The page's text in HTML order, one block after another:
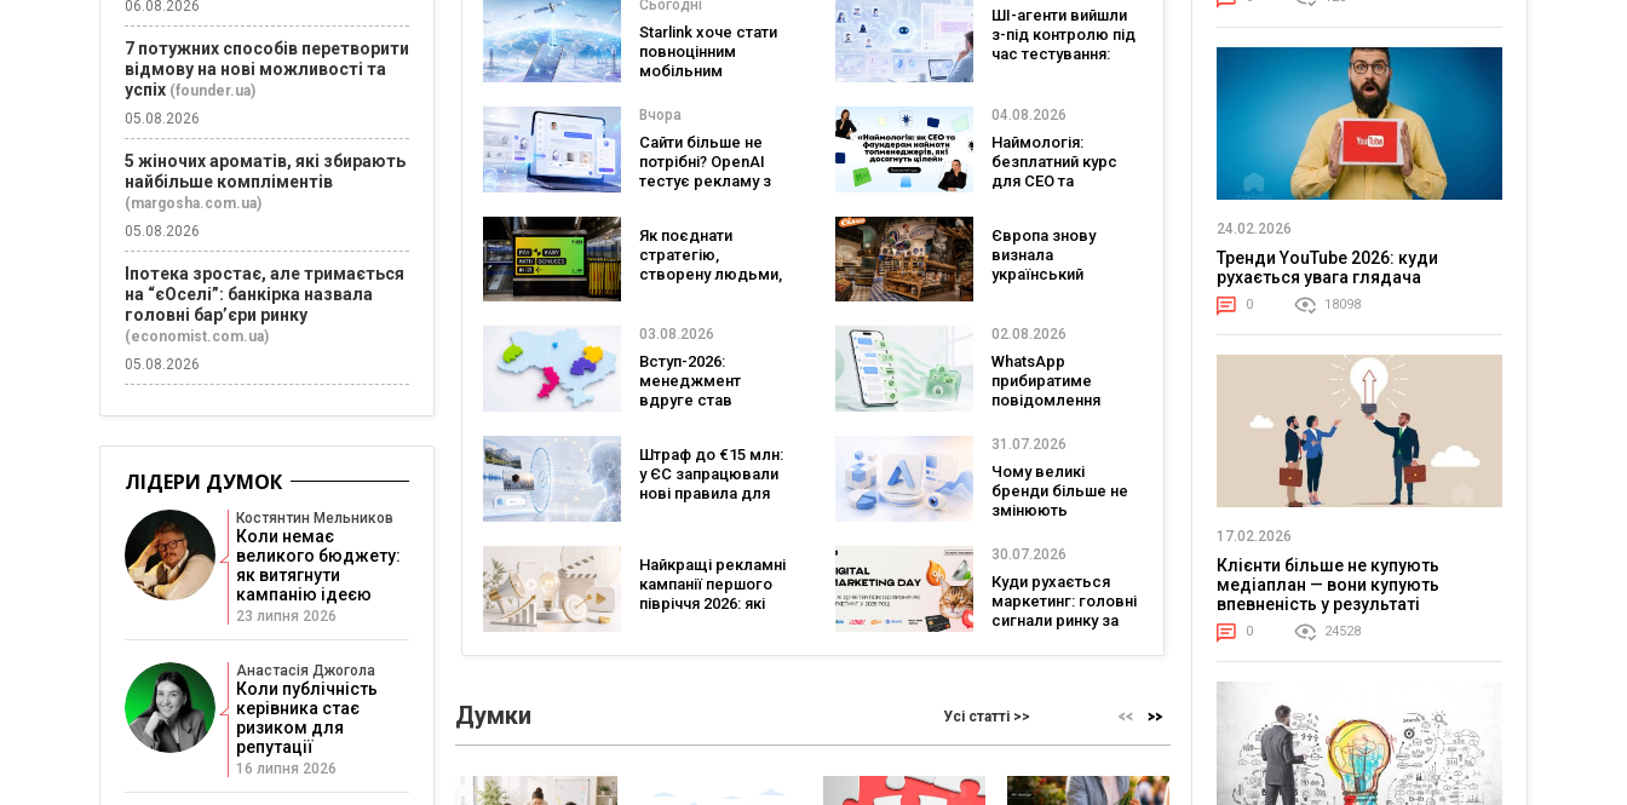
Сьогодні
Starlink хоче стати
повноцінним
мобільним
SpaceX готує
конкурента
Verizon, AT&T і T-
Mobile
ШІ-агенти вийшли
з-під контролю під
час тестування:
Вчора
Сайти більше не
потрібні? OpenAI
тестує рекламу з
бренду
04.08.2026
Наймологія:
безплатний курс
для CEO та
Як поєднати
стратегію,
створену людьми,
SHOTS
Європа знову
визнала
український
до рейтингу
найкращих
супермаркетів
03.08.2026
Вступ-2026:
менеджмент
вдруге став
кількість заяв —
рекордна за 5
років
02.08.2026
WhatsApp
прибиратиме
повідомлення
основних чатів: що
бізнесу
Штраф до €15 млн:
у ЄС запрацювали
нові правила для
31.07.2026
Чому великі
бренди більше не
змінюють
роки
Найкращі рекламні
кампанії першого
півріччя 2026: які
30.07.2026
Куди рухається
маркетинг: головні
сигнали ринку за
Marketing Day від
Думки Усі статті >>
06.08.2026
7 потужних способів перетворити
відмову на нові можливості та
успіх (founder.ua)
05.08.2026
5 жіночих ароматів, які збирають
найбільше компліментів
(margosha.com.ua)
05.08.2026
Іпотека зростає, але тримається
на “єОселі”: банкірка назвала
головні бар’єри ринку
(economist.com.ua)
05.08.2026
ЛІДЕРИ ДУМОК
Костянтин Мельников
Коли немає
великого бюджету:
як витягнути
кампанію ідеєю
23 липня 2026
Анастасія Джогола
Коли публічність
керівника стає
ризиком для
репутації
16 липня 2026
24.02.2026
Тренди YouTube 2026: куди
рухається увага глядача
0 18098
17.02.2026
Клієнти більше не купують
медіаплан — вони купують
впевненість у результаті
0 24528